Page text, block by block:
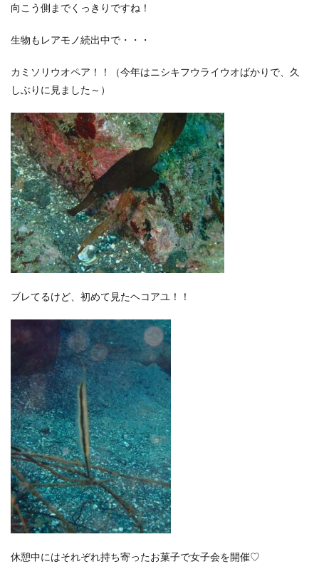
向こう側までくっきりですね！
生物もレアモノ続出中で・・・
カミソリウオペア！！（今年はニシキフウライウオばかりで、久
しぶりに見ました～）
ブレてるけど、初めて見たヘコアユ！！
休憩中にはそれぞれ持ち寄ったお菓子で女子会を開催♡